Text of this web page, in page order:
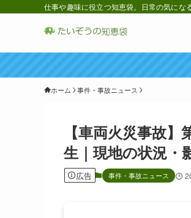
仕事や趣味に役立つ知恵袋。日常の気にな
ホーム 事件・事故ニュース
【車両火災事故
生｜現地の状況・
広告 事件・事故ニュース